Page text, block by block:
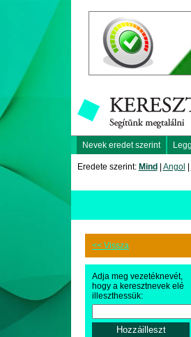
Nevek eredet szerint
Eredete szerint: Mind Angol
<< Vissza
Adja meg vezetéknevét,
hogy a keresztnevek elé
illeszthessük: